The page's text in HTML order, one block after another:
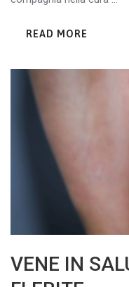
READ MORE
VENE IN